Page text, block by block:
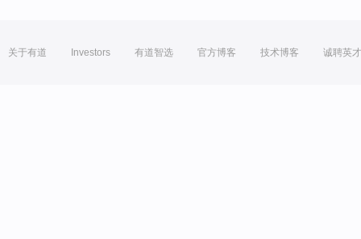
关于有道 Investors 有道智选 官方博客 技术博客 诚聘英才